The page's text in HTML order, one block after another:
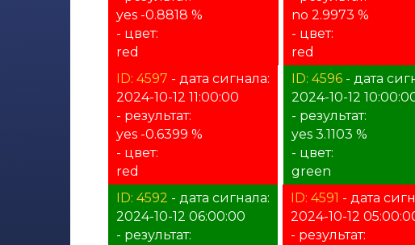
yes -0.8818 %
- цвет:
red
no 2.9973 %
- цвет:
red
ID: 4597 - дата сигнала:
2024-10-12 11:00:00
- результат:
yes -0.6399 %
- цвет:
red
ID: 4596 - дата
2024-10-12
- результат:
yes 3.1103 %
- цвет:
green
ID: 4592 - дата сигнала:
2024-10-12 06:00:00
- результат:
ID: 4591 - дата
2024-10-12
- результат: